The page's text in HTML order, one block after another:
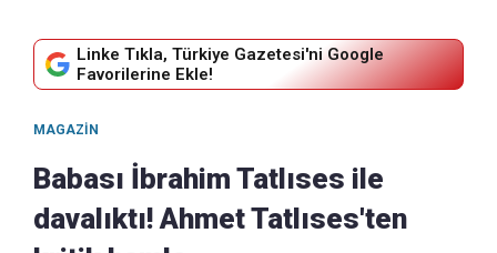
Linke Tıkla, Türkiye Gazetesi'ni Google
Favorilerine Ekle!
MAGAZIN
Babası İbrahim Tatlıses ile
davalıktı! Ahmet Tatlıses'ten